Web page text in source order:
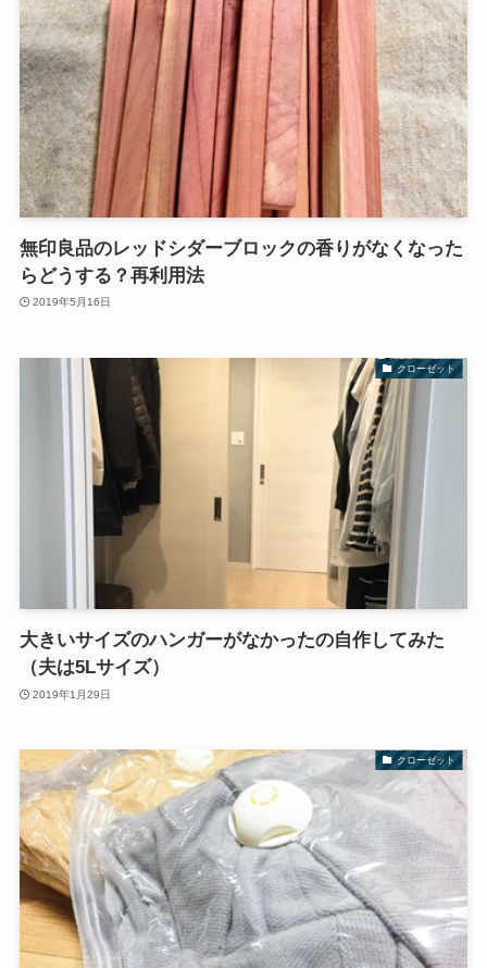
無印良品のレッドシダーブロックの香りがなくなった
らどうする？再利用法
2019年5月16日
クローゼット
大きいサイズのハンガーがなかったの自作してみた
（夫は5Lサイズ）
2019年1月29日
クローゼット